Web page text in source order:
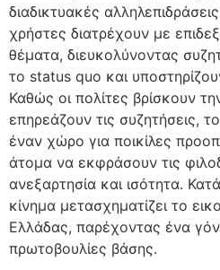
διαδικτυακές
χρήστες διατρέχουν με
θέματα, διευκολύνοντας
το status quo και
Καθώς οι πολίτες βρίσκουν
επηρεάζουν τις συζητήσεις,
έναν χώρο για ποικίλες
άτομα να εκφράσουν τις
ανεξαρτησία και ισότητα.
κίνημα μετασχηματίζει το
Ελλάδας, παρέχοντας ένα
πρωτοβουλίες βάσης.